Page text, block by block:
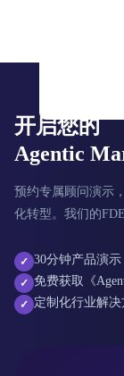
开启您的
Agentic
预约专属顾问演示
化转型。我们的
✓ 30分钟产品演
✓ 免费获取《
✓ 定制化行业解